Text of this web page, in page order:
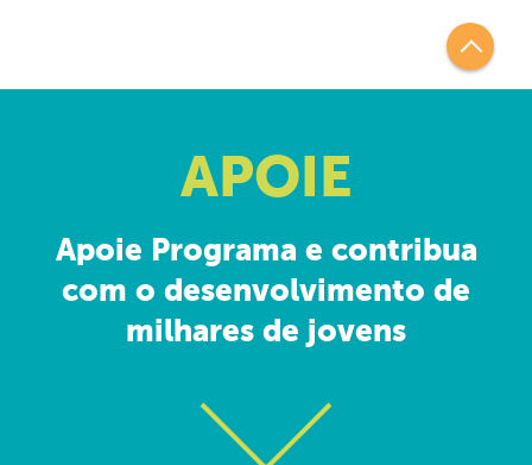
APOIE
Apoie Programa e contribua
com o desenvolvimento de
milhares de jovens